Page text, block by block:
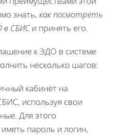
знать, как посмотреть
в СБИСи принять его.
к ЭДО в системе
несколько шагов:
кабинет на
используя свои
Для этого
пароль и логин,